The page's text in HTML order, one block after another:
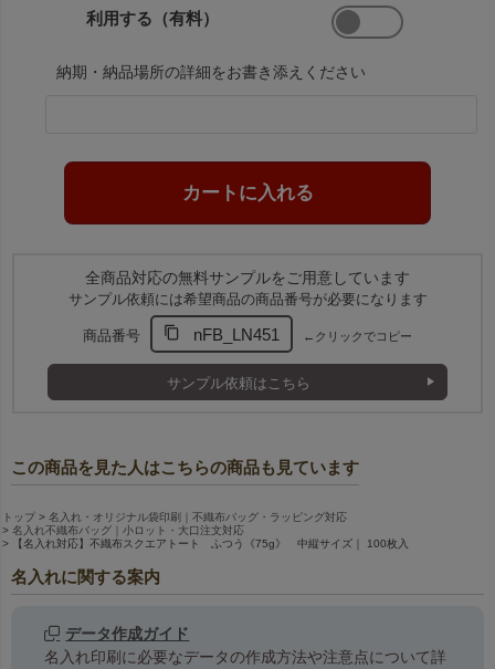
利用する（有料）
納期・納品場所の詳細をお書き添えください
全商品対応の無料サンプルをご用意しています
サンプル依頼には希望商品の商品番号が必要になります
商品番号 nFB_LN451 ←クリックでコピー
サンプル依頼はこちら
この商品を見た人はこちらの商品も見ています
トップ
名入れ・オリジナル袋印刷｜不織布バッグ・ラッピング対応
名入れ不織布バッグ｜小ロット・大口注文対応
【名入れ対応】不織布スクエアトート ふつう《75g》 中縦サイズ｜ 100枚入
名入れに関する案内
データ作成ガイド
名入れ印刷に必要なデータの作成方法や注意点について詳